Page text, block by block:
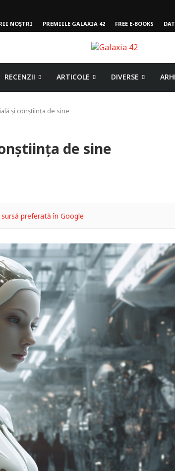
NOȘTRI PREMIILE GALAXIA 42 FREE E-BOOKS
RECENZII ARTICOLE DIVERSE
și conștiința de sine
de sine
preferată în Google